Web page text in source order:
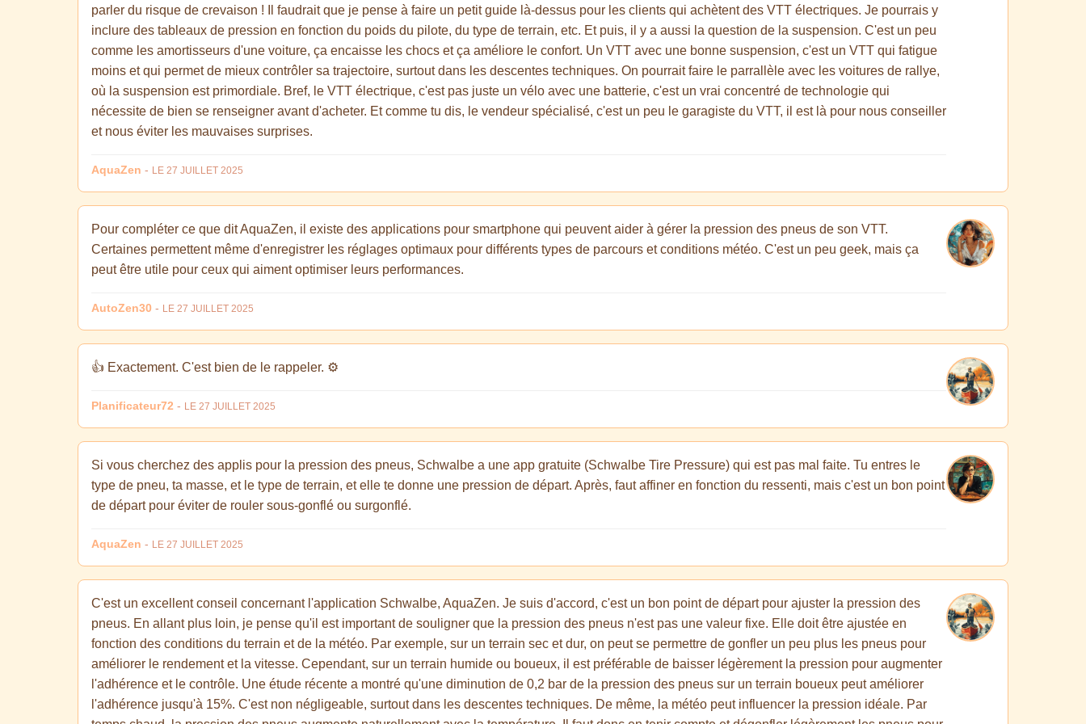
parler du risque de crevaison ! Il faudrait que je pense à faire un petit guide là-dessus pour les clients qui achètent des VTT électriques. Je pourrais y
inclure des tableaux de pression en fonction du poids du pilote, du type de terrain, etc. Et puis, il y a aussi la question de la suspension. C'est un peu
comme les amortisseurs d'une voiture, ça encaisse les chocs et ça améliore le confort. Un VTT avec une bonne suspension, c'est un VTT qui fatigue
moins et qui permet de mieux contrôler sa trajectoire, surtout dans les descentes techniques. On pourrait faire le parrallèle avec les voitures de rallye,
où la suspension est primordiale. Bref, le VTT électrique, c'est pas juste un vélo avec une batterie, c'est un vrai concentré de technologie qui
nécessite de bien se renseigner avant d'acheter. Et comme tu dis, le vendeur spécialisé, c'est un peu le garagiste du VTT, il est là pour nous conseiller
et nous éviter les mauvaises surprises.
AquaZen - LE 27 JUILLET 2025
Pour compléter ce que dit AquaZen, il existe des applications pour smartphone qui peuvent aider à gérer la pression des pneus de son VTT.
Certaines permettent même d'enregistrer les réglages optimaux pour différents types de parcours et conditions météo. C'est un peu geek, mais ça
peut être utile pour ceux qui aiment optimiser leurs performances.
AutoZen30 - LE 27 JUILLET 2025
👍 Exactement. C'est bien de le rappeler. ⚙️
Planificateur72 - LE 27 JUILLET 2025
Si vous cherchez des applis pour la pression des pneus, Schwalbe a une app gratuite (Schwalbe Tire Pressure) qui est pas mal faite. Tu entres le
type de pneu, ta masse, et le type de terrain, et elle te donne une pression de départ. Après, faut affiner en fonction du ressenti, mais c'est un bon point
de départ pour éviter de rouler sous-gonflé ou surgonflé.
AquaZen - LE 27 JUILLET 2025
C'est un excellent conseil concernant l'application Schwalbe, AquaZen. Je suis d'accord, c'est un bon point de départ pour ajuster la pression des
pneus. En allant plus loin, je pense qu'il est important de souligner que la pression des pneus n'est pas une valeur fixe. Elle doit être ajustée en
fonction des conditions du terrain et de la météo. Par exemple, sur un terrain sec et dur, on peut se permettre de gonfler un peu plus les pneus pour
améliorer le rendement et la vitesse. Cependant, sur un terrain humide ou boueux, il est préférable de baisser légèrement la pression pour augmenter
l'adhérence et le contrôle. Une étude récente a montré qu'une diminution de 0,2 bar de la pression des pneus sur un terrain boueux peut améliorer
l'adhérence jusqu'à 15%. C'est non négligeable, surtout dans les descentes techniques. De même, la météo peut influencer la pression idéale. Par